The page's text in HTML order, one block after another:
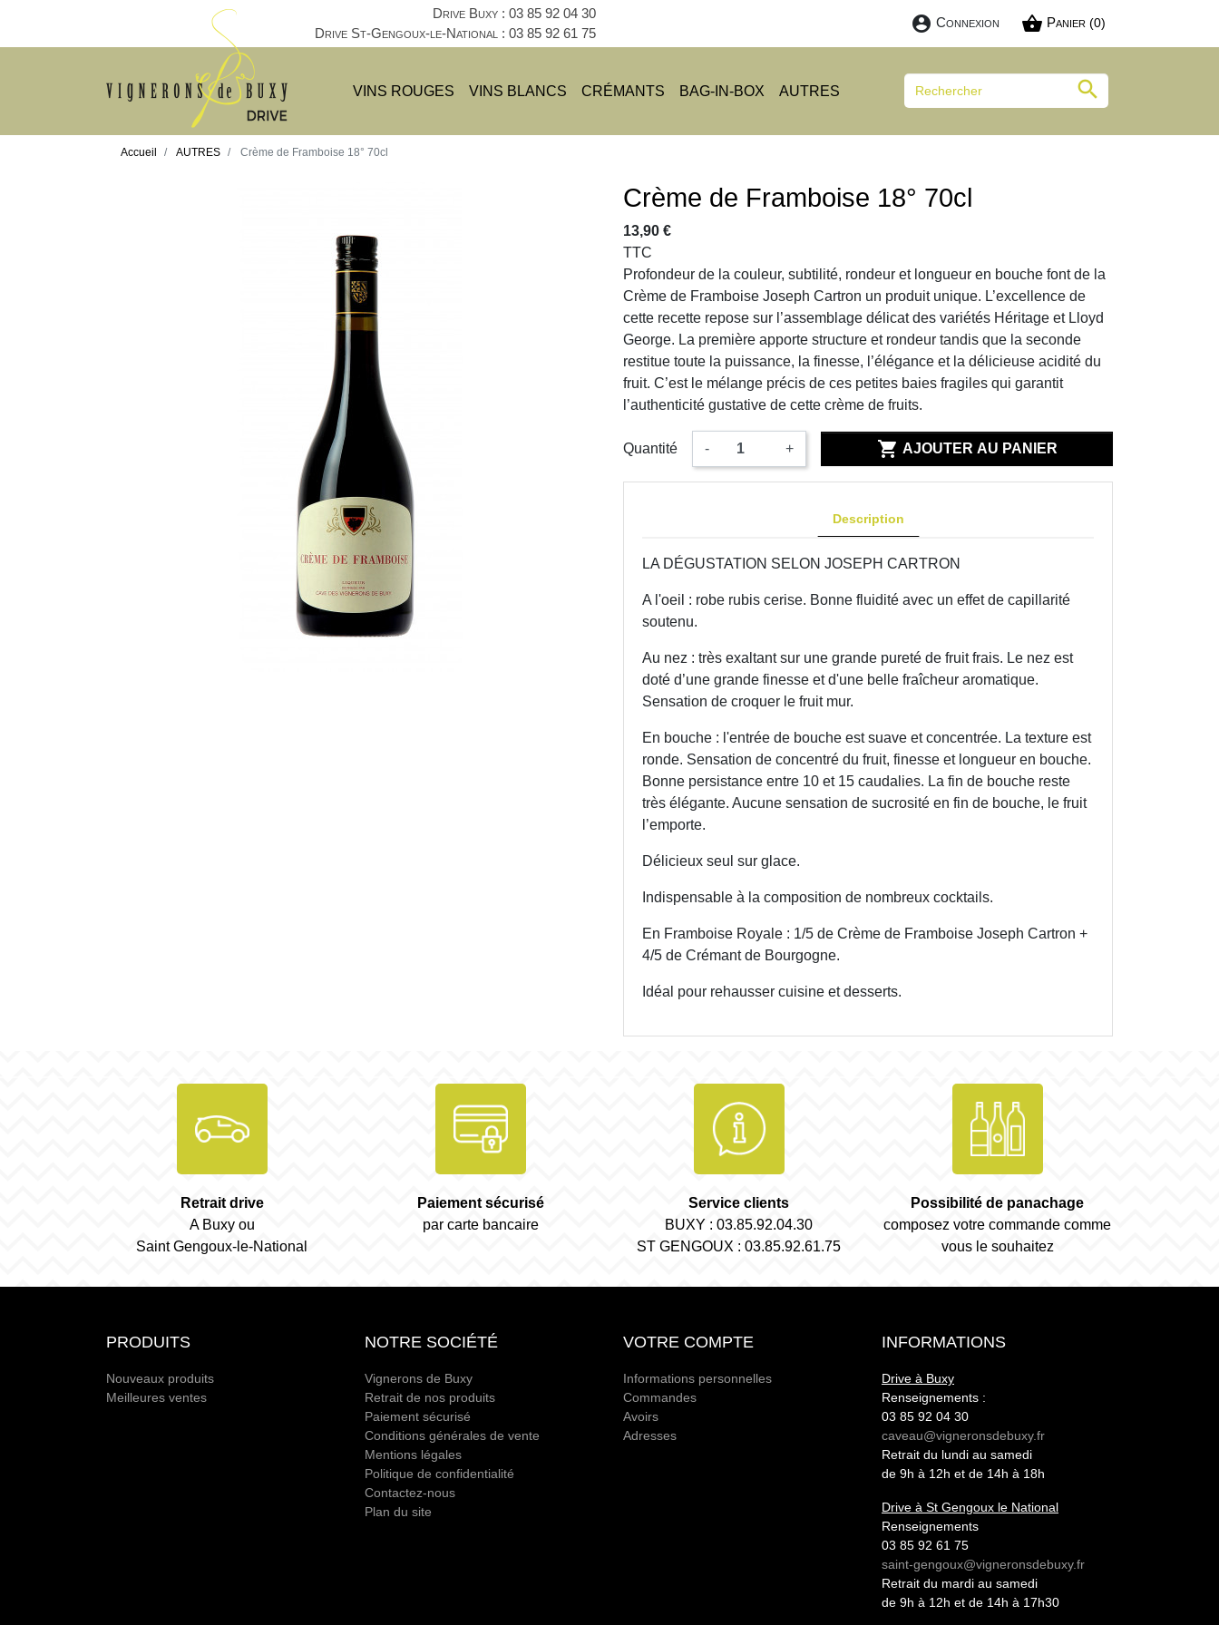
Drive Buxy : 03 85 92 04 30
Drive St-Gengoux-le-National : 03 85 92 61 75 account_circle Connexion shopping_basket Panier (0)
VINS ROUGES VINS BLANCS CRÉMANTS BAG-IN-BOX AUTRES 
Accueil AUTRES Crème de Framboise 18° 70cl
Crème de Framboise 18° 70cl
13,90 €
TTC
Profondeur de la couleur, subtilité, rondeur et longueur en bouche font de la
Crème de Framboise Joseph Cartron un produit unique. L’excellence de
cette recette repose sur l’assemblage délicat des variétés Héritage et Lloyd
George. La première apporte structure et rondeur tandis que la seconde
restitue toute la puissance, la finesse, l’élégance et la délicieuse acidité du
fruit. C’est le mélange précis de ces petites baies fragiles qui garantit
l’authenticité gustative de cette crème de fruits.
Quantité - +  AJOUTER AU PANIER
Description
LA DÉGUSTATION SELON JOSEPH CARTRON
A l'oeil : robe rubis cerise. Bonne fluidité avec un effet de capillarité
soutenu.
Au nez : très exaltant sur une grande pureté de fruit frais. Le nez est
doté d’une grande finesse et d'une belle fraîcheur aromatique.
Sensation de croquer le fruit mur.
En bouche : l'entrée de bouche est suave et concentrée. La texture est
ronde. Sensation de concentré du fruit, finesse et longueur en bouche.
Bonne persistance entre 10 et 15 caudalies. La fin de bouche reste
très élégante. Aucune sensation de sucrosité en fin de bouche, le fruit
l’emporte.
Délicieux seul sur glace.
Indispensable à la composition de nombreux cocktails.
En Framboise Royale : 1/5 de Crème de Framboise Joseph Cartron +
4/5 de Crémant de Bourgogne.
Idéal pour rehausser cuisine et desserts.
Retrait drive
A Buxy ou
Saint Gengoux-le-National
Paiement sécurisé
par carte bancaire
Service clients
BUXY : 03.85.92.04.30
ST GENGOUX : 03.85.92.61.75
Possibilité de panachage
composez votre commande comme
vous le souhaitez
PRODUITS
Nouveaux produits
Meilleures ventes
NOTRE SOCIÉTÉ
Vignerons de Buxy
Retrait de nos produits
Paiement sécurisé
Conditions générales de vente
Mentions légales
Politique de confidentialité
Contactez-nous
Plan du site
VOTRE COMPTE
Informations personnelles
Commandes
Avoirs
Adresses
INFORMATIONS
Drive à Buxy
Renseignements :
03 85 92 04 30
caveau@vigneronsdebuxy.fr
Retrait du lundi au samedi
de 9h à 12h et de 14h à 18h
Drive à St Gengoux le National
Renseignements
03 85 92 61 75
saint-gengoux@vigneronsdebuxy.fr
Retrait du mardi au samedi
de 9h à 12h et de 14h à 17h30